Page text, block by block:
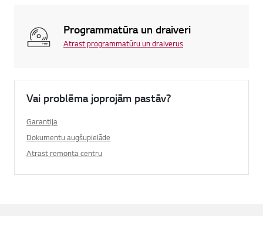
Programmatūra un draiveri
Atrast programmatūru un draiverus
Vai problēma joprojām pastāv?
Garantija
Dokumentu augšupielāde
Atrast remonta centru